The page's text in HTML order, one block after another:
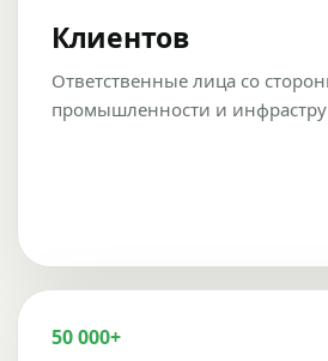
Клиентов
Ответственные лица со
промышленности и
50 000+